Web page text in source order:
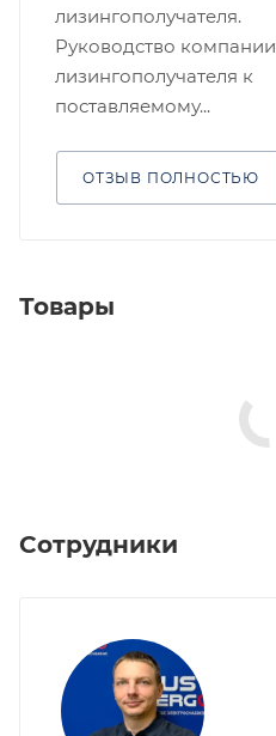
лизингополучателя.
Руководство компании
лизингополучателя к
поставляемому...
ОТЗЫВ ПОЛНОСТЬЮ
Товары
Сотрудники